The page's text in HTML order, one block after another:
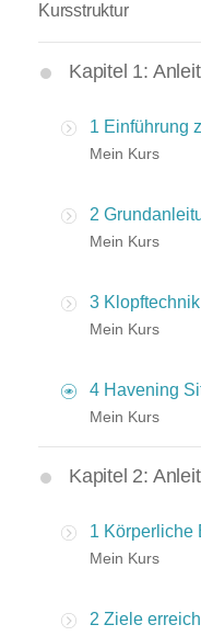
Kursstruktur
Kapitel 1:
1 Einführung
Mein Kurs
2
Mein Kurs
3
Mein Kurs
4 Havening
Mein Kurs
Kapitel 2:
1 Körperliche
Mein Kurs
2 Ziele